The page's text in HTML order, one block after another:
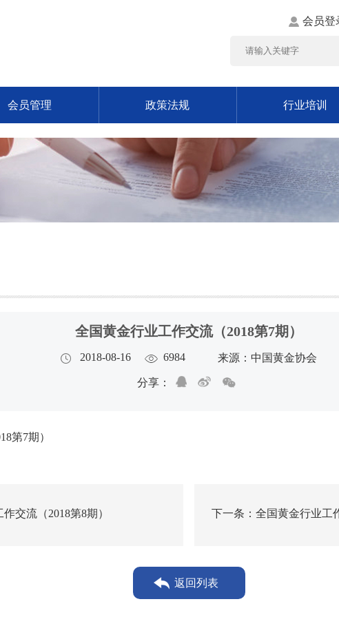
会员登
会员管理 政策法规 行业培训
全国黄金行业工作交流（2018第7期）
2018-08-16 6984 来源：中国黄金协会
分享：
第7期）
交流（2018第8期） 下一条：全国黄金行业工
返回列表